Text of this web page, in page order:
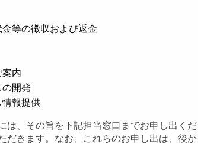
等の徴収および返金
内
開発
報提供
は、その旨を下記担当窓口までお申し出く
きます。なお、これらのお申し出は、後